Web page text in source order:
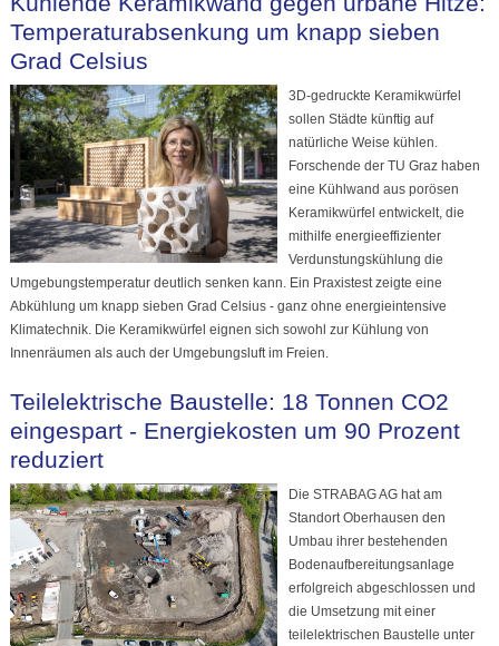
Temperaturabsenkung um knapp sieben
Grad Celsius
3D-gedruckte Keramikwürfel
sollen Städte künftig auf
natürliche Weise kühlen.
Forschende der TU Graz haben
eine Kühlwand aus porösen
Keramikwürfel entwickelt, die
mithilfe energieeffizienter
Verdunstungskühlung die
Umgebungstemperatur deutlich senken kann. Ein Praxistest zeigte eine
Abkühlung um knapp sieben Grad Celsius - ganz ohne energieintensive
Klimatechnik. Die Keramikwürfel eignen sich sowohl zur Kühlung von
Innenräumen als auch der Umgebungsluft im Freien.
Teilelektrische Baustelle: 18 Tonnen CO2
eingespart - Energiekosten um 90 Prozent
reduziert
Die STRABAG AG hat am
Standort Oberhausen den
Umbau ihrer bestehenden
Bodenaufbereitungsanlage
erfolgreich abgeschlossen und
die Umsetzung mit einer
teilelektrischen Baustelle unter